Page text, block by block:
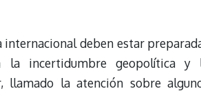
internacional deben estar
la incertidumbre geopolítica y
llamado la atención sobre